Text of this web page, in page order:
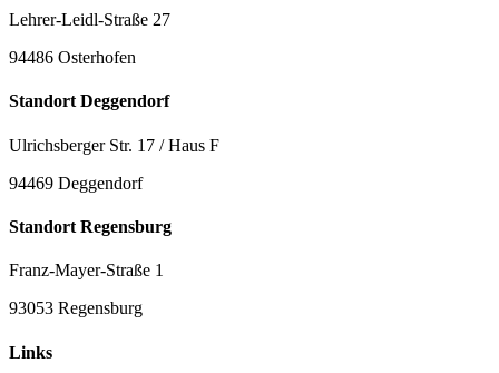
Lehrer-Leidl-Straße 27
94486 Osterhofen
Standort Deggendorf
Ulrichsberger Str. 17 / Haus F
94469 Deggendorf
Standort Regensburg
Franz-Mayer-Straße 1
93053 Regensburg
Links